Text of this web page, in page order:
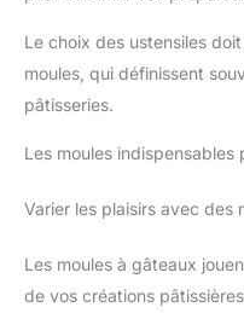
Le choix des ustensiles
moules, qui définissent
pâtisseries.
Les moules
Varier les plaisirs avec des
Les moules à gâteaux
de vos créations